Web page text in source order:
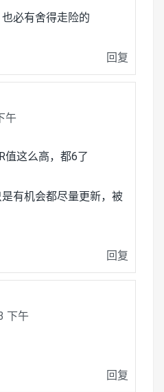
必有舍得走险的
回复
午
值这么高，都6了
有机会都尽量更新，被
回复
下午
回复